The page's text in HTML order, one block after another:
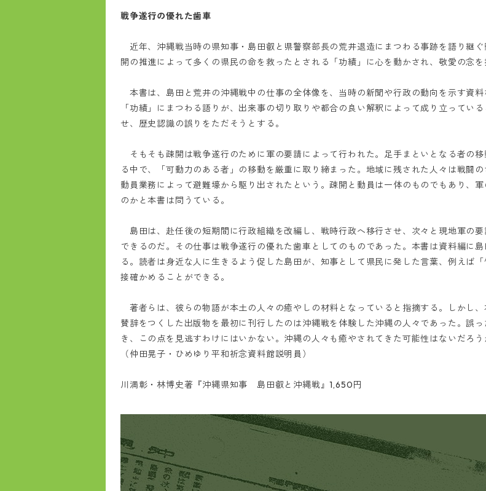
戦争遂行の優れた歯車
近年、沖縄戦当時の県知事・島田叡と県警察部長の荒井退造にまつわる事跡を語り継
開の推進によって多くの県民の命を救ったとされる「功績」に心を動かされ、敬愛の念を
本書は、島田と荒井の沖縄戦中の仕事の全体像を、当時の新聞や行政の動向を示す資
「功績」にまつわる語りが、出来事の切り取りや都合の良い解釈によって成り立ってい
せ、歴史認識の誤りをただそうとする。
そもそも疎開は戦争遂行のために軍の要請によって行われた。足手まといとなる者の
る中で、「可動力のある者」の移動を厳重に取り締まった。地域に残された人々は戦闘
動員業務によって避難壕から駆り出されたという。疎開と動員は一体のものでもあり、
のかと本書は問うている。
島田は、赴任後の短期間に行政組織を改編し、戦時行政へ移行させ、次々と現地軍の
できるのだ。その仕事は戦争遂行の優れた歯車としてのものであった。本書は資料編に
る。読者は身近な人に生きるよう促した島田が、知事として県民に発した言葉、例えば
接確かめることができる。
著者らは、彼らの物語が本土の人々の癒やしの材料となっていると指摘する。しかし
賛辞をつくした出版物を最初に刊行したのは沖縄戦を体験した沖縄の人々であった。誤
き、この点を見逃すわけにはいかない。沖縄の人々も癒やされてきた可能性はないだろう
（仲田晃子・ひめゆり平和祈念資料館説明員）
川満彰・林博史著『沖縄県知事 島田叡と沖縄戦』1,650円